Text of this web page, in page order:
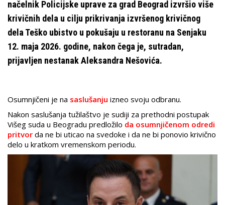
načelnik Policijske uprave za grad Beograd izvršio više
krivičnih dela u cilju prikrivanja izvršenog krivičnog
dela Teško ubistvo u pokušaju u restoranu na Senjaku
12. maja 2026. godine, nakon čega je, sutradan,
prijavljen nestanak Aleksandra Nešovića.
Osumnjičeni je na saslušanju izneo svoju odbranu.
Nakon saslušanja tužilaštvo je sudiji za prethodni postupak
Višeg suda u Beogradu predložilo da osumnjičenom odredi
pritvor da ne bi uticao na svedoke i da ne bi ponovio krivično
delo u kratkom vremenskom periodu.